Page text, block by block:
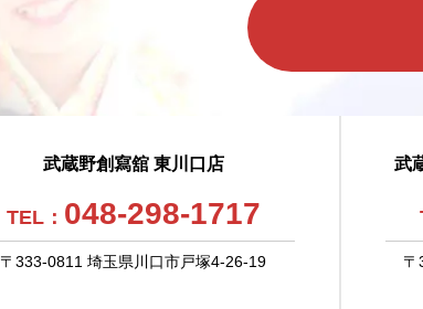
武蔵野創寫舘 東川口店
TEL： 048-298-1717
〒333-0811 埼玉県川口市戸塚4-26-19
武
〒